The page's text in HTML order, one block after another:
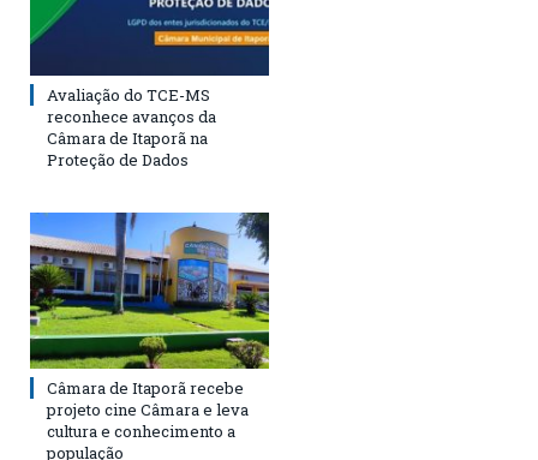
Avaliação do TCE-MS
reconhece avanços da
Câmara de Itaporã na
Proteção de Dados
Câmara de Itaporã recebe
projeto cine Câmara e leva
cultura e conhecimento a
população